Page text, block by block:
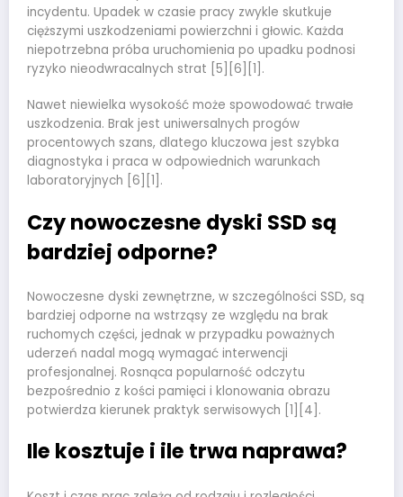
incydentu. Upadek w czasie pracy zwykle skutkuje
cięższymi uszkodzeniami powierzchni i głowic. Każda
niepotrzebna próba uruchomienia po upadku podnosi
ryzyko nieodwracalnych strat [5][6][1].
Nawet niewielka wysokość może spowodować trwałe
uszkodzenia. Brak jest uniwersalnych progów
procentowych szans, dlatego kluczowa jest szybka
diagnostyka i praca w odpowiednich warunkach
laboratoryjnych [6][1].
Czy nowoczesne dyski SSD są
bardziej odporne?
Nowoczesne dyski zewnętrzne, w szczególności SSD, są
bardziej odporne na wstrząsy ze względu na brak
ruchomych części, jednak w przypadku poważnych
uderzeń nadal mogą wymagać interwencji
profesjonalnej. Rosnąca popularność odczytu
bezpośrednio z kości pamięci i klonowania obrazu
potwierdza kierunek praktyk serwisowych [1][4].
Ile kosztuje i ile trwa naprawa?